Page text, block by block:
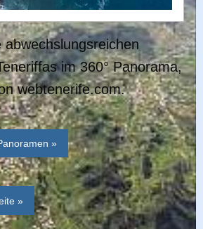
abwechslungsreichen
im 360° Panorama,
webtenerife.com.
»
»